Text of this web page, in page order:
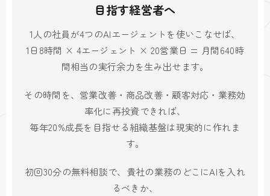
目指す経営者へ
1人の社員が4つのAIエージェントを使いこなせば、
1日8時間 × 4エージェント × 20営業日 = 月間640時
間相当の実行余力を生み出せます。
その時間を、営業改善・商品改善・顧客対応・業務効
率化に再投資できれば、
毎年20%成長を目指せる組織基盤は現実的に作れま
す。
初回30分の無料相談で、貴社の業務のどこにAIを入れ
るべきか、